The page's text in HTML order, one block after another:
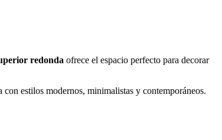
redonda ofrece el espacio perfecto para decorar
con estilos modernos, minimalistas y contemporáneos.